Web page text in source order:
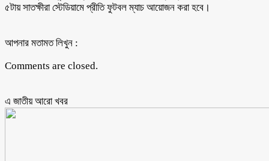
৫টায় সাতক্ষীরা স্টেডিয়ামে প্রীতি ফুটবল ম্যাচ আয়োজন করা হবে।
আপনার মতামত লিখুন :
Comments are closed.
এ জাতীয় আরো ‍খবর